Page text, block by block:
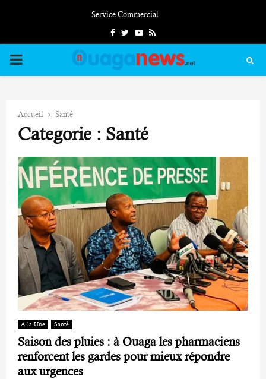
Service Commercial
FacebookTwitterYoutube
Rss
PRIMARY
Accueil Santé
Categorie : Santé
A la Une Santé
Saison des pluies : à Ouaga les pharmaciens
renforcent les gardes pour mieux répondre
aux urgences